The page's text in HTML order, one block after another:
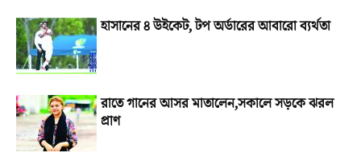
হাসানের ৪ উইকেট, টপ অর্ডারের আবারো ব্যর্থতা
রাতে গানের আসর মাতালেন,সকালে সড়কে ঝরল
প্রাণ